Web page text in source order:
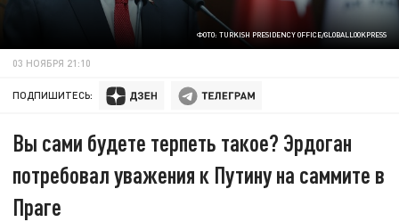
ФОТО: TURKISH PRESIDENCY OFFICE/GLOBALLOOKPRESS
03 НОЯБРЯ 21:10
ПОДПИШИТЕСЬ:
Вы сами будете терпеть такое? Эрдоган
потребовал уважения к Путину на саммите в
Праге